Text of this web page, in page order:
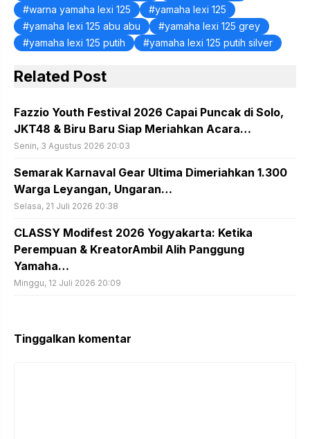
warna yamaha lexi 125
yamaha lexi 125
yamaha lexi 125 abu abu
yamaha lexi 125 grey
yamaha lexi 125 putih
yamaha lexi 125 putih silver
Related Post
Fazzio Youth Festival 2026 Capai Puncak di Solo,
JKT48 & Biru Baru Siap Meriahkan Acara…
Senin, 3 Agustus 2026 20:03
Semarak Karnaval Gear Ultima Dimeriahkan 1.300
Warga Leyangan, Ungaran…
Selasa, 21 Juli 2026 20:38
CLASSY Modifest 2026 Yogyakarta: Ketika
Perempuan & KreatorAmbil Alih Panggung
Yamaha…
Minggu, 12 Juli 2026 20:09
Tinggalkan komentar